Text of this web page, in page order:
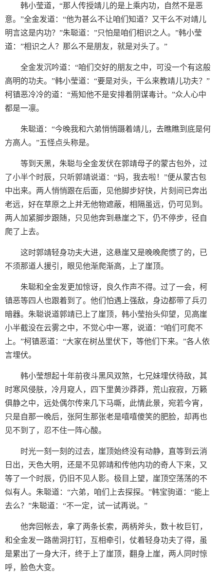
韩小莹道，“那人传授靖儿的是上乘内功，自然不是恶
意。”全金发道：“他为甚么不让咱们知道？又干么不对靖儿
明言这是内功？”朱聪道：”只怕是咱们相识之人。”韩小莹
道：”相识之人？那么不是朋友，就是对头了。”
全金发沉吟道：“咱们交好的朋友之中，可没一个有这般
高明的功夫。”韩小莹道：“要是对头，干么来教靖儿功夫？”
柯镇恶冷冷的道：“焉知他不是安排着阴谋毒计。”众人心中
都是一凛。
朱聪道：“今晚我和六弟悄悄蹑着靖儿，去瞧瞧到底是何
方高人。”五怪点头称是。
等到天黑，朱聪与全金发伏在郭靖母子的蒙古包外，过
了小半个时辰，只听郭靖说道：“妈，我去啦！”便从蒙古包
中出来。两人悄悄跟在后面，见他脚步好快，片刻间已奔出
老远，好在草原之上并无他物遮蔽，相隔虽远，仍可见到。
两人加紧脚步跟随，只见他奔到悬崖之下，仍不停步，径自
爬了上去。
这时郭靖轻身功夫大进，这悬崖又是晚晚爬惯了的，已
不须那道人援引，眼见他渐爬渐高，上了崖顶。
朱聪和全金发更加惊讶，良久作声不得。过了一会，柯
镇恶等四人也跟着到了。他们怕遇上强敌，身边都带了兵刃
暗器。朱聪说道郭靖已上了崖顶，韩小莹抬头仰望，见高崖
小半截没在云雾之中，不觉心中一寒，说道：“咱们可爬不
上。”柯镇恶道：“大家在树丛里伏下，等他们下来。”各人依
言埋伏。
韩小莹想起十年前夜斗黑风双煞，七兄妹埋伏待敌，其
时寒风侵肤，冷月窥人，四下里黄沙莽莽，荒山寂寂，万籁
俱静之中，远处偶尔传来几下马嘶，此情此景，宛若今宵，
只是自那一晚后，张阿生那张老是嘻嘻傻笑的肥脸，却再也
见不到了，忍不住一阵心酸。
时光一刻一刻的过去，崖顶始终没有动静，直等到云消
日出，天色大明，还是不见郭靖和传他内功的奇人下来，又
等了一个时辰，仍旧不见人影。极目上望，崖顶空荡荡的不
似有人。朱聪道：“六弟，咱们上去探探。”韩宝驹道：“能上
去么？”朱聪道：“不一定，试一试再说。”
他奔回帐去，拿了两条长索，两柄斧头，数十枚巨钉，
和全金发一路凿洞打钉，互相牵引，仗着轻身功夫了得，虽
是累出了一身大汗，终于上了崖顶，翻身上崖，两人同时惊
呼，脸色大变。